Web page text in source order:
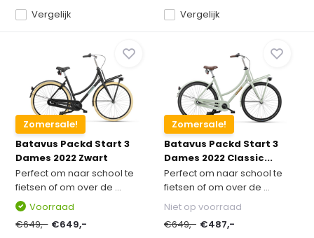
Vergelijk Vergelijk
Zomersale!
Batavus Packd Start 3
Dames 2022 Zwart
Perfect om naar school te
fietsen of om over de ...
Voorraad
€649,- €649,-
Zomersale!
Batavus Packd Start 3
Dames 2022 Classic...
Perfect om naar school te
fietsen of om over de ...
Niet op voorraad
€649,- €487,-